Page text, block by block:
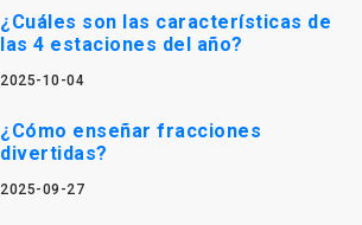
¿Cuáles son las características de
las 4 estaciones del año?
2025-10-04
¿Cómo enseñar fracciones
divertidas?
2025-09-27